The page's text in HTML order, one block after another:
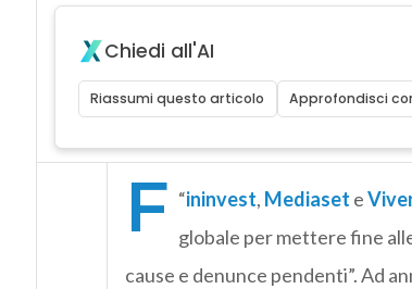
Chiedi all'AI
Riassumi questo articolo Approfondisci
“
F ininvest, Mediaset e
globale per mettere fine
cause e denunce pendenti”. Ad